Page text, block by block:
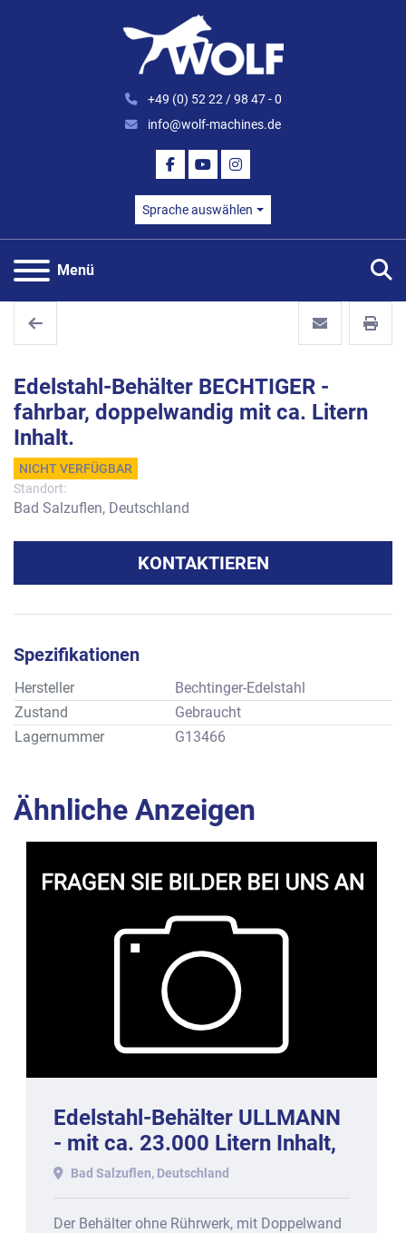
+49 (0) 52 22 / 98 47 - 0
info@wolf-machines.de
FACEBOOK
YOUTUBEINSTAGRAM
Sprache auswählen
Menü
Edelstahl-Behälter BECHTIGER -
fahrbar, doppelwandig mit ca. Litern
Inhalt.
NICHT VERFÜGBAR
Standort:
Bad Salzuflen, Deutschland
KONTAKTIEREN
Spezifikationen
Hersteller
Bechtinger-Edelstahl
Zustand
Gebraucht
Lagernummer
G13466
Ähnliche Anzeigen
Edelstahl-Behälter ULLMANN
- mit ca. 23.000 Litern Inhalt,
doppelwandig, 2022.
Bad Salzuflen, Deutschland
Der Behälter ohne Rührwerk, mit Doppelwand